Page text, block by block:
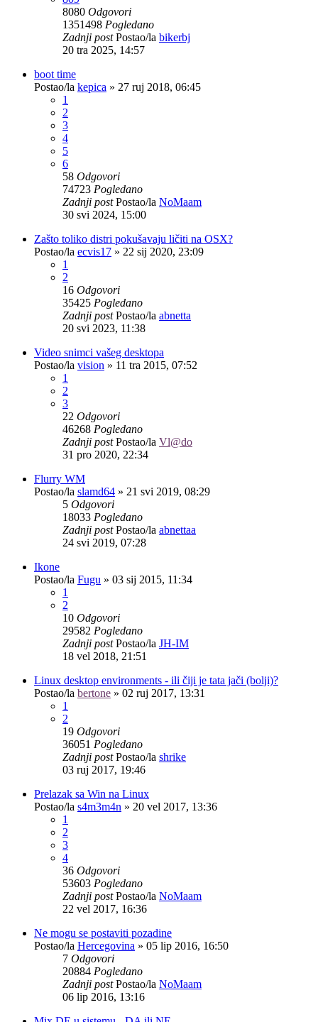
8080 Odgovori
1351498 Pogledano
Zadnji postPostao/la bikerbj
20 tra 2025, 14:57
boot time
Postao/la kepica » 27 ruj 2018, 06:45
1
2
3
4
5
6
58 Odgovori
74723 Pogledano
Zadnji postPostao/la NoMaam
30 svi 2024, 15:00
Zašto toliko distri pokušavaju ličiti na OSX?
Postao/la ecvis17 » 22 sij 2020, 23:09
1
2
16 Odgovori
35425 Pogledano
Zadnji postPostao/la abnetta
20 svi 2023, 11:38
Video snimci vašeg desktopa
Postao/la vision » 11 tra 2015, 07:52
1
2
3
22 Odgovori
46268 Pogledano
Zadnji postPostao/la Vl@do
31 pro 2020, 22:34
Flurry WM
Postao/la slamd64 » 21 svi 2019, 08:29
5 Odgovori
18033 Pogledano
Zadnji postPostao/la abnettaa
24 svi 2019, 07:28
Ikone
Postao/la Fugu » 03 sij 2015, 11:34
1
2
10 Odgovori
29582 Pogledano
Zadnji postPostao/la JH-IM
18 vel 2018, 21:51
Linux desktop environments - ili čiji je tata jači (bolji)?
Postao/la bertone » 02 ruj 2017, 13:31
1
2
19 Odgovori
36051 Pogledano
Zadnji postPostao/la shrike
03 ruj 2017, 19:46
Prelazak sa Win na Linux
Postao/la s4m3m4n » 20 vel 2017, 13:36
1
2
3
4
36 Odgovori
53603 Pogledano
Zadnji postPostao/la NoMaam
22 vel 2017, 16:36
Ne mogu se postaviti pozadine
Postao/la Hercegovina » 05 lip 2016, 16:50
7 Odgovori
20884 Pogledano
Zadnji postPostao/la NoMaam
06 lip 2016, 13:16